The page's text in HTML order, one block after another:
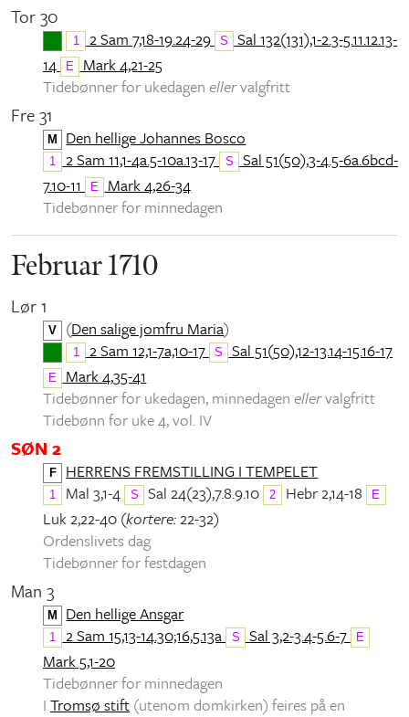
Tor 30
1 2 Sam 7,18-19.24-29 S
Sal 132(131),1-2.3-5.11.12.13-
14
E
Mark 4,21-25
Tidebønner for ukedagen ellervalgfritt
Fre 31
M Den hellige Johannes Bosco
1 2 Sam 11,1-4a.5-10a.13-17 S Sal 51(50),3-4.5-6a.6bcd-
7.10-11
E
Mark 4,26-34
Tidebønner for minnedagen
Februar 1710
Lør 1
V (Den salige jomfru Maria)
1 2 Sam 12,1-7a,10-17 S Sal 51(50),12-13.14-15.16-17
E
Mark 4,35-41
Tidebønner for ukedagen, minnedagen ellervalgfritt
Tidebønn for uke 4, vol. IV
SØN 2
F HERRENS FREMSTILLING I TEMPELET
1 Mal 3,1-4 S Sal 24(23),7.8.9.10 2 Hebr 2,14-18 E
Luk 2,22-40 (kortere:22-32)
Ordenslivets dag
Tidebønner for festdagen
Man 3
M Den hellige Ansgar
1 2 Sam 15,13-14.30;16,5.13a S Sal 3,2-3.4-5.6-7 E
Mark 5,1-20
Tidebønner for minnedagen
I Tromsø stift (utenom domkirken) feires på en